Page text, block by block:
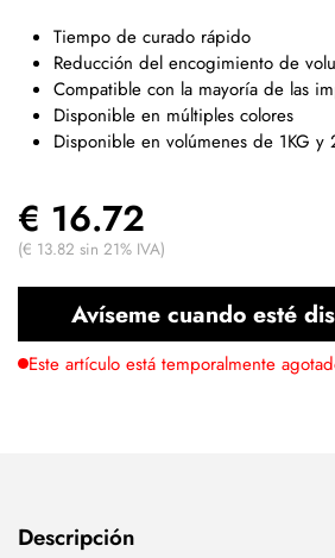
Tiempo de curado rápido
Reducción del encogimiento de
Compatible con la mayoría de las
Disponible en múltiples colores
Disponible en volúmenes de 1KG y
€ 16.72
(€ 13.82 sin 21% IVA)
Avíseme cuando esté
Este artículo está temporalmente
Descripción